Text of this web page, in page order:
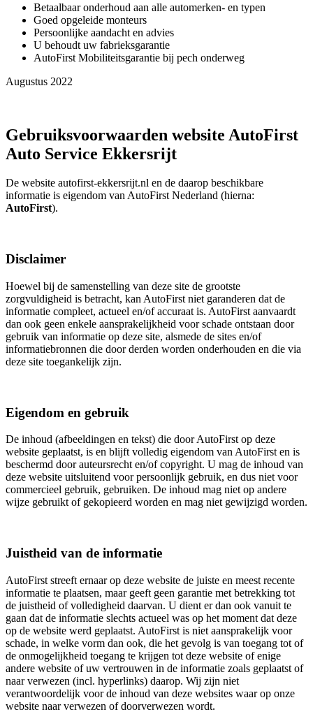
Betaalbaar onderhoud aan alle automerken- en typen
Goed opgeleide monteurs
Persoonlijke aandacht en advies
U behoudt uw fabrieksgarantie
AutoFirst Mobiliteitsgarantie bij pech onderweg
Augustus 2022
Gebruiksvoorwaarden website AutoFirst
Auto Service Ekkersrijt
De website autofirst-ekkersrijt.nl en de daarop beschikbare
informatie is eigendom van AutoFirst Nederland (hierna:
AutoFirst).
Disclaimer
Hoewel bij de samenstelling van deze site de grootste
zorgvuldigheid is betracht, kan AutoFirst niet garanderen dat de
informatie compleet, actueel en/of accuraat is. AutoFirst aanvaardt
dan ook geen enkele aansprakelijkheid voor schade ontstaan door
gebruik van informatie op deze site, alsmede de sites en/of
informatiebronnen die door derden worden onderhouden en die via
deze site toegankelijk zijn.
Eigendom en gebruik
De inhoud (afbeeldingen en tekst) die door AutoFirst op deze
website geplaatst, is en blijft volledig eigendom van AutoFirst en is
beschermd door auteursrecht en/of copyright. U mag de inhoud van
deze website uitsluitend voor persoonlijk gebruik, en dus niet voor
commercieel gebruik, gebruiken. De inhoud mag niet op andere
wijze gebruikt of gekopieerd worden en mag niet gewijzigd worden.
Juistheid van de informatie
AutoFirst streeft ernaar op deze website de juiste en meest recente
informatie te plaatsen, maar geeft geen garantie met betrekking tot
de juistheid of volledigheid daarvan. U dient er dan ook vanuit te
gaan dat de informatie slechts actueel was op het moment dat deze
op de website werd geplaatst. AutoFirst is niet aansprakelijk voor
schade, in welke vorm dan ook, die het gevolg is van toegang tot of
de onmogelijkheid toegang te krijgen tot deze website of enige
andere website of uw vertrouwen in de informatie zoals geplaatst of
naar verwezen (incl. hyperlinks) daarop. Wij zijn niet
verantwoordelijk voor de inhoud van deze websites waar op onze
website naar verwezen of doorverwezen wordt.